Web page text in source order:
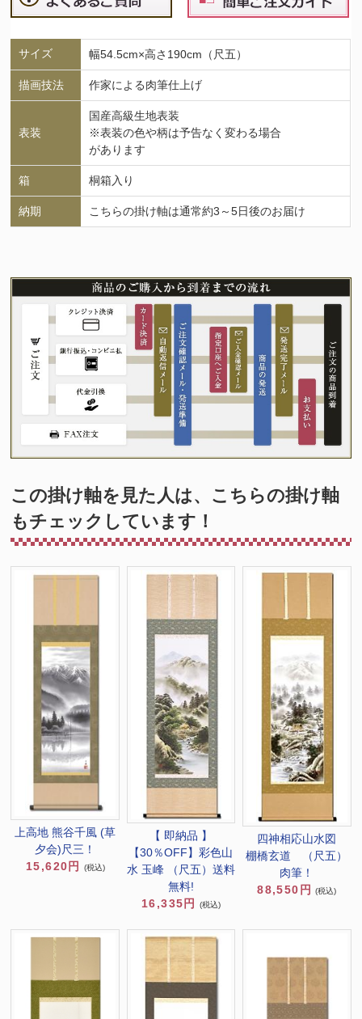
サイズ 幅54.5cm×高さ190cm（尺五）
描画技法 作家による肉筆仕上げ
表装
国産高級生地表装
※表装の色や柄は予告なく変わる場合
があります
箱 桐箱入り
納期 こちらの掛け軸は通常約3～5日後のお届け
この掛け軸を見た人は、こちらの掛け軸
もチェックしています！
上高地 熊谷千風 (草
夕会)尺三！
15,620円
(税込)
【 即納品 】
【30％OFF】彩色山
水 玉峰 （尺五）送料
無料!
16,335円
(税込)
四神相応山水図
棚橋玄道 （尺五）
肉筆！
88,550円
(税込)